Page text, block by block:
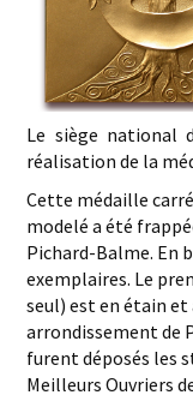
Le siège national
réalisation de la
Cette médaille
modelé a été
Pichard-Balme. En
exemplaires. Le
seul) est en étain et
arrondissement de
furent déposés les
Meilleurs Ouvriers